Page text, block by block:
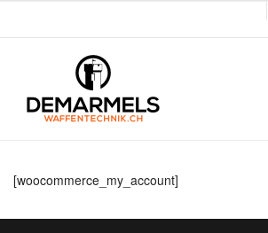
[woocommerce_my_account]